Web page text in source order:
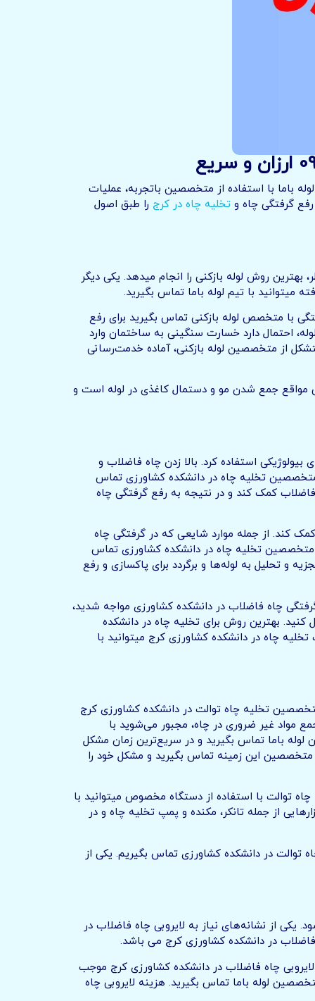
باما با استفاده از متخصصین باتجربه، عملیات
گرفتگی چاه و تخلیه چاه در کرج را طبق اصول
روش لوله بازکنی را انجام میدهد. یکی دیگر
میتوانید با تیم لوله باما تماس بگیرید.
با متخصص لوله بازکنی تماس بگیرید برای رفع
احتمال دارد خسارت سنگینی به ساختمان وارد
از متخصصین لوله بازکنی، آماده خدمت‌رسانی
مواقع جمع شدن مو و دستمال کاغذی در لوله است و
استفاده کرد. بالا زدن چاه فاضلاب و
متخصصین تخلیه چاه در دانشکده کشاورزی تماس
کمک کند و در نتیجه به رفع گرفتگی چاه
کند. از جمله موارد شایعی که در گرفتگی چاه
متخصصین تخلیه چاه در دانشکده کشاورزی تماس
و تحلیل به لوله‌ها و برگردد برای پاکسازی و رفع
چاه فاضلاب در دانشکده کشاورزی مواجه شدید،
بهترین روش برای تخلیه چاه در دانشکده
چاه در دانشکده کشاورزی کرج میتوانید با
تخلیه چاه توالت در دانشکده کشاورزی کرج
مواد غیر ضروری در چاه، مجبور می‌شوید با
باما تماس بگیرید و در سریع‌ترین زمان مشکل
متخصصین این زمینه تماس بگیرید و مشکل خود را
توالت با استفاده از دستگاه مخصوص میتوانید با
از جمله تانکر، مکنده و پمپ تخلیه چاه و در
توالت در دانشکده کشاورزی تماس بگیریم. یکی از
از نشانه‌های نیاز به لایروبی چاه فاضلاب در
در دانشکده کشاورزی کرج می باشد.
چاه فاضلاب در دانشکده کشاورزی کرج موجب
لوله باما تماس بگیرید. هزینه لایروبی چاه